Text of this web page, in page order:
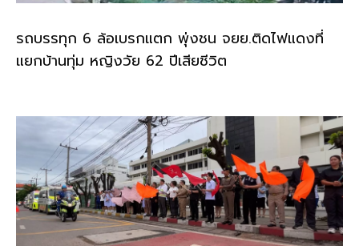
รถบรรทุก 6 ล้อเบรกแตก พุ่งชน จยย.ติดไฟแดงที่
แยกบ้านทุ่ม หญิงวัย 62 ปีเสียชีวิต